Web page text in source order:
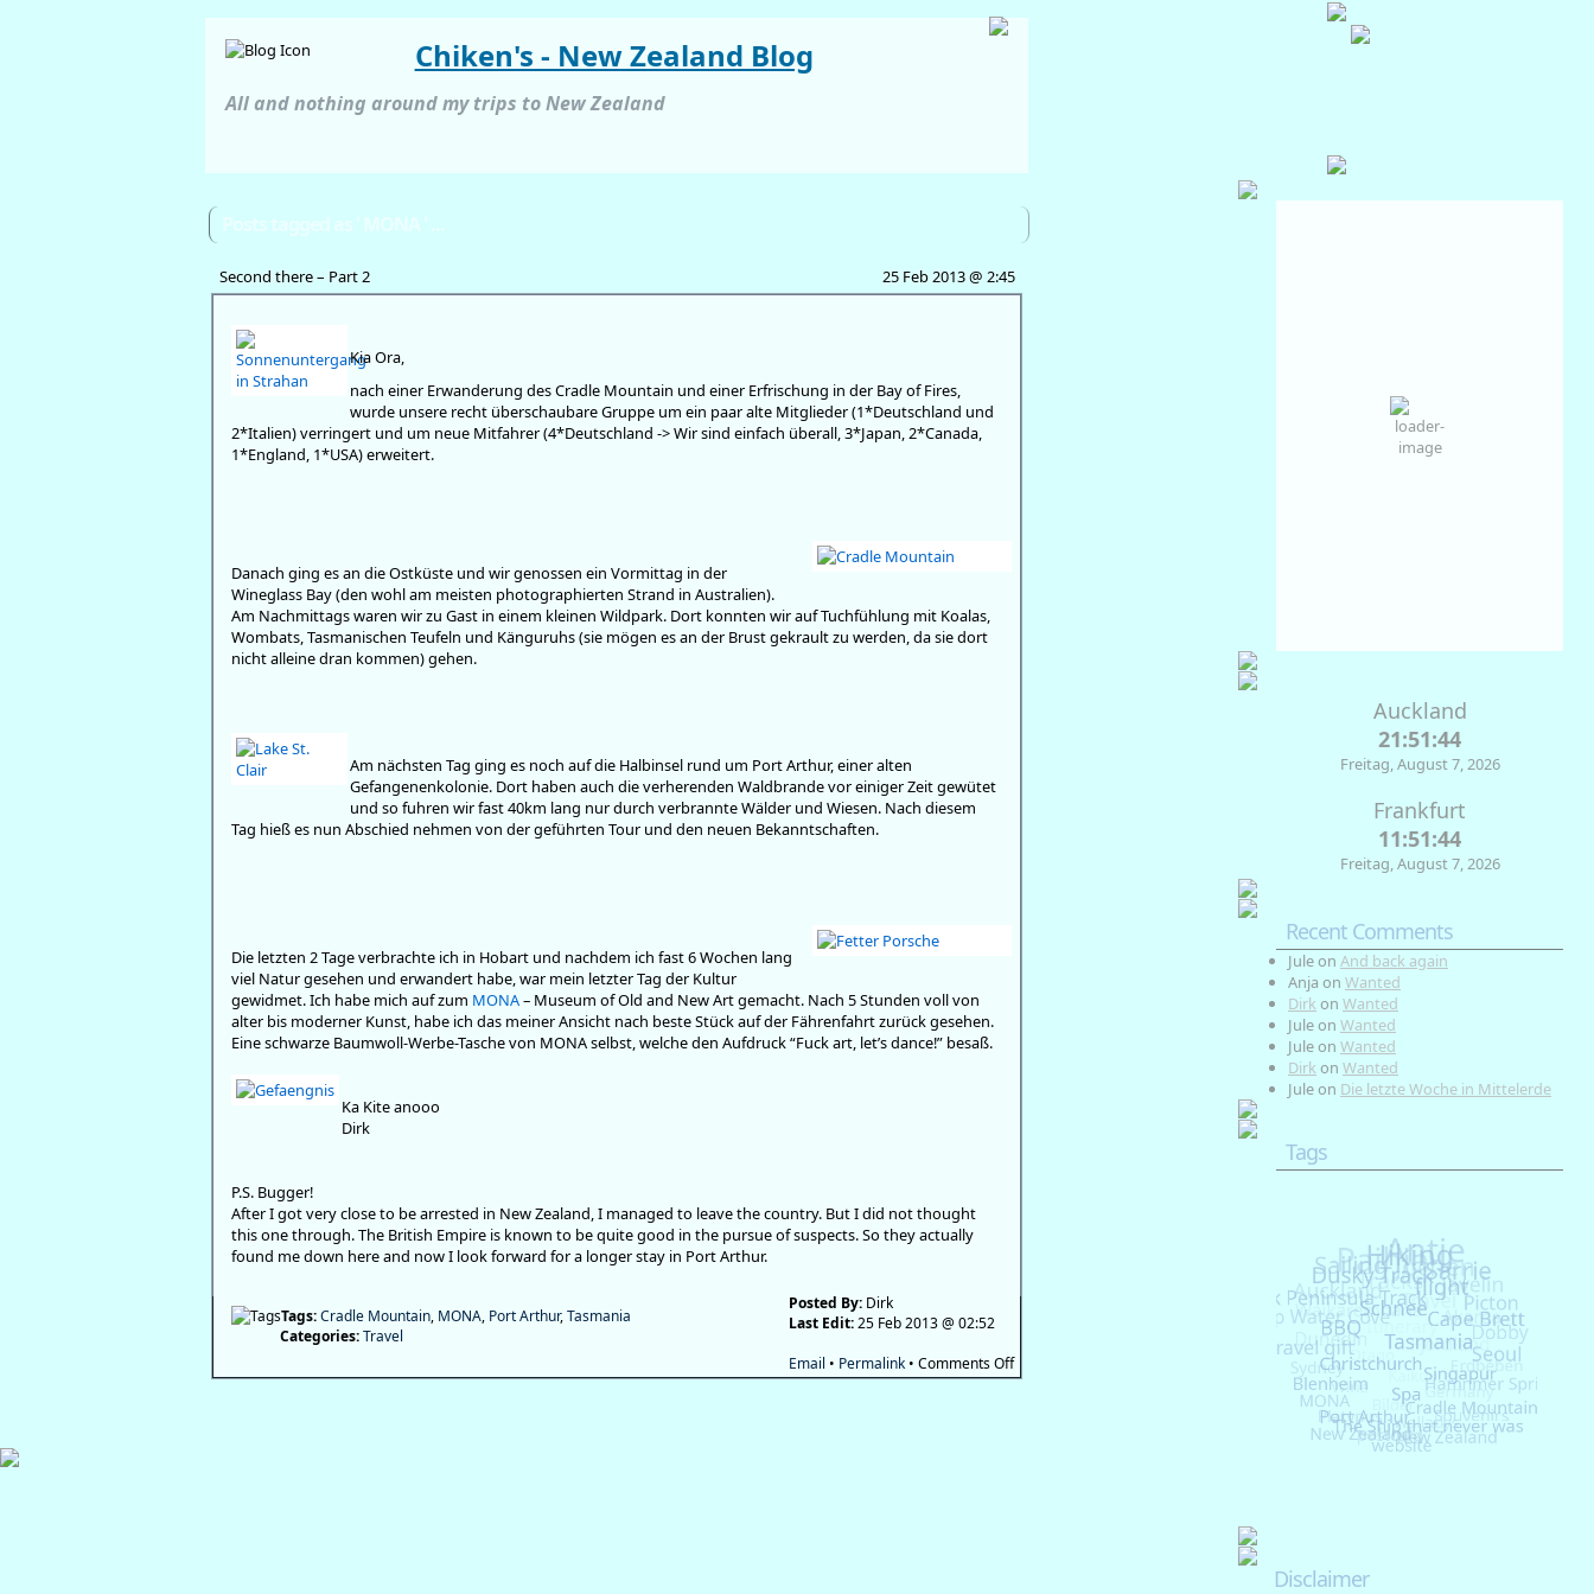
Chiken's - New Zealand Blog
All and nothing around my trips to New Zealand
Second there – Part 2 25 Feb 2013 @ 2:45
Kia Ora,
nach einer Erwanderung des Cradle Mountain und einer Erfrischung in der Bay of Fires,
wurde unsere recht überschaubare Gruppe um ein paar alte Mitglieder (1*Deutschland und
2*Italien) verringert und um neue Mitfahrer (4*Deutschland -> Wir sind einfach überall, 3*Japan, 2*Canada,
1*England, 1*USA) erweitert.
Danach ging es an die Ostküste und wir genossen ein Vormittag in der
Wineglass Bay (den wohl am meisten photographierten Strand in Australien).
Am Nachmittags waren wir zu Gast in einem kleinen Wildpark. Dort konnten wir auf Tuchfühlung mit Koalas,
Wombats, Tasmanischen Teufeln und Känguruhs (sie mögen es an der Brust gekrault zu werden, da sie dort
nicht alleine dran kommen) gehen.
Am nächsten Tag ging es noch auf die Halbinsel rund um Port Arthur, einer alten
Gefangenenkolonie. Dort haben auch die verherenden Waldbrande vor einiger Zeit gewütet
und so fuhren wir fast 40km lang nur durch verbrannte Wälder und Wiesen. Nach diesem
Tag hieß es nun Abschied nehmen von der geführten Tour und den neuen Bekanntschaften.
Die letzten 2 Tage verbrachte ich in Hobart und nachdem ich fast 6 Wochen lang
viel Natur gesehen und erwandert habe, war mein letzter Tag der Kultur
gewidmet. Ich habe mich auf zum MONA– Museum of Old and New Art gemacht. Nach 5 Stunden voll von
alter bis moderner Kunst, habe ich das meiner Ansicht nach beste Stück auf der Fährenfahrt zurück gesehen.
Eine schwarze Baumwoll-Werbe-Tasche von MONA selbst, welche den Aufdruck “Fuck art, let’s dance!” besaß.
Ka Kite anooo
Dirk
P.S. Bugger!
After I got very close to be arrested in New Zealand, I managed to leave the country. But I did not thought
this one through. The British Empire is known to be quite good in the pursue of suspects. So they actually
found me down here and now I look forward for a longer stay in Port Arthur.
Posted By: Dirk
Last Edit:25 Feb 2013 @ 02:52
Email • Permalink •Comments Offon
Second
Tags:Cradle Mountain, MONA, Port Arthur,Tasmania
Categories: Travel
Wind Gust:
Clouds:
Auckland
21:51:44
Freitag, August 7, 2026
Frankfurt
11:51:44
Freitag, August 7, 2026
Recent Comments
Juleon And back again
Anja on Wanted
Dirk on Wanted
Juleon Wanted
Juleon Wanted
Dirk on Wanted
Juleon Die letzte Woche in Mittelerde
Tags
Disclaimer